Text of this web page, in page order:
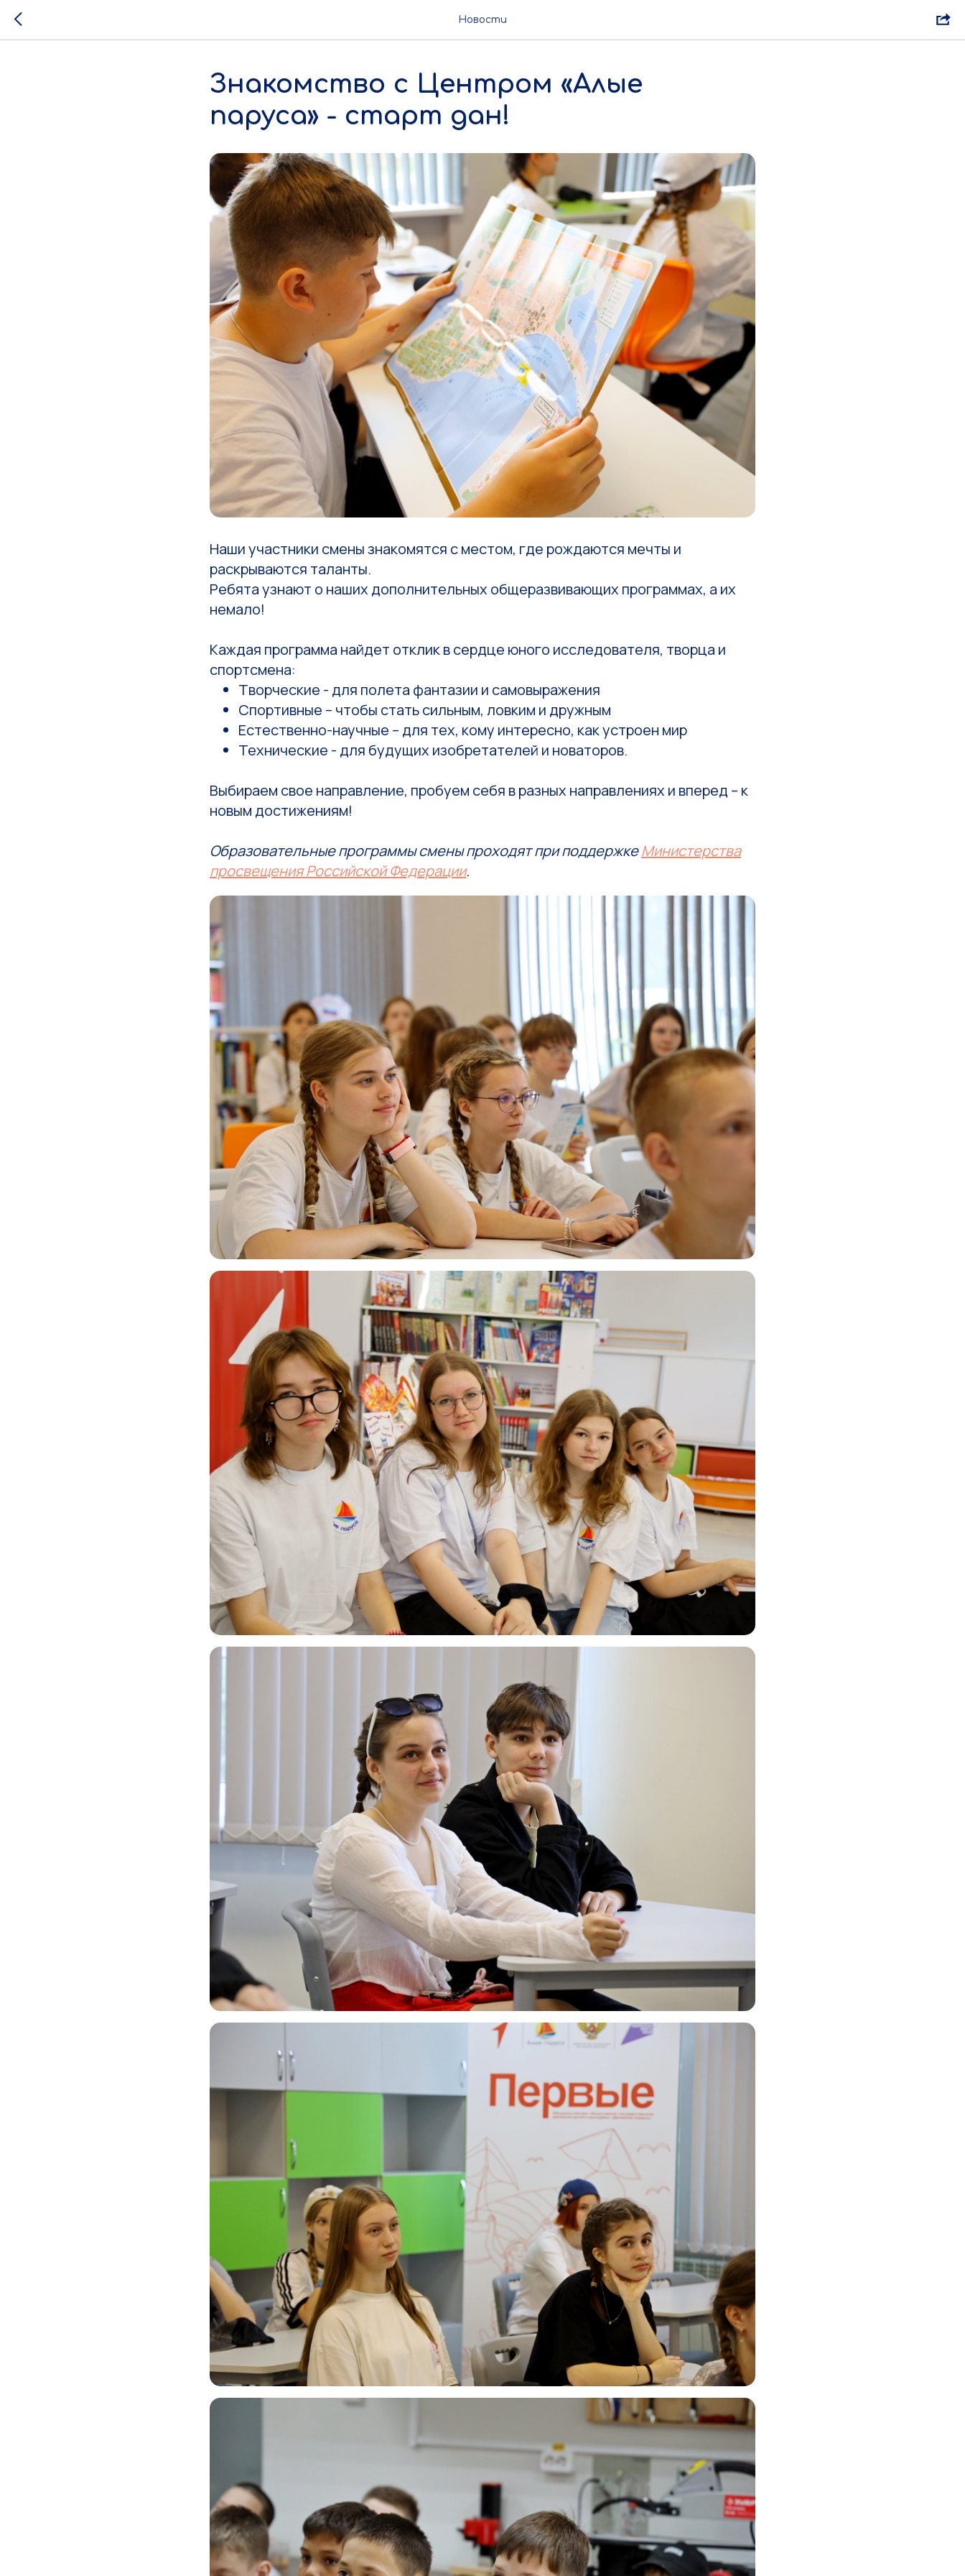
Новости
Знакомство с Центром «Алые
паруса» - старт дан!
Наши участники смены знакомятся с местом, где рождаются мечты и
раскрываются таланты.
Ребята узнают о наших дополнительных общеразвивающих программах, а их
немало!
Каждая программа найдет отклик в сердце юного исследователя, творца и
спортсмена:
Творческие - для полета фантазии и самовыражения
Спортивные – чтобы стать сильным, ловким и дружным
Естественно-научные – для тех, кому интересно, как устроен мир
Технические - для будущих изобретателей и новаторов.
Выбираем свое направление, пробуем себя в разных направлениях и вперед – к
новым достижениям!
Образовательные программы смены проходят при поддержкеМинистерства
просвещения Российской Федерации.